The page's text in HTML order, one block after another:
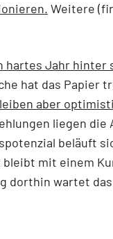
Weitere
hartes Jahr hinter
hat das Papier
aber
liegen die
beläuft
bleibt mit einem
dorthin wartet